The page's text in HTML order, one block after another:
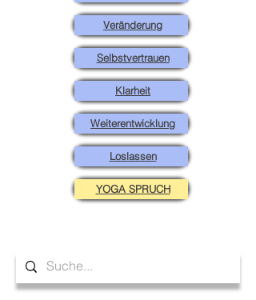
Veränderung
Selbstvertrauen
Klarheit
Weiterentwicklung
Loslassen
YOGA SPRUCH